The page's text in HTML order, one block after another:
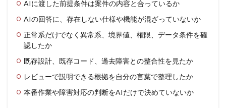
AIに渡した前提条件は案件の内容と合っているか
AIの回答に、存在しない仕様や機能が混ざっていないか
正常系だけでなく異常系、境界値、権限、データ条件を確
認したか
既存設計、既存コード、過去障害との整合性を見たか
レビューで説明できる根拠を自分の言葉で整理したか
本番作業や障害対応の判断をAIだけで決めていないか